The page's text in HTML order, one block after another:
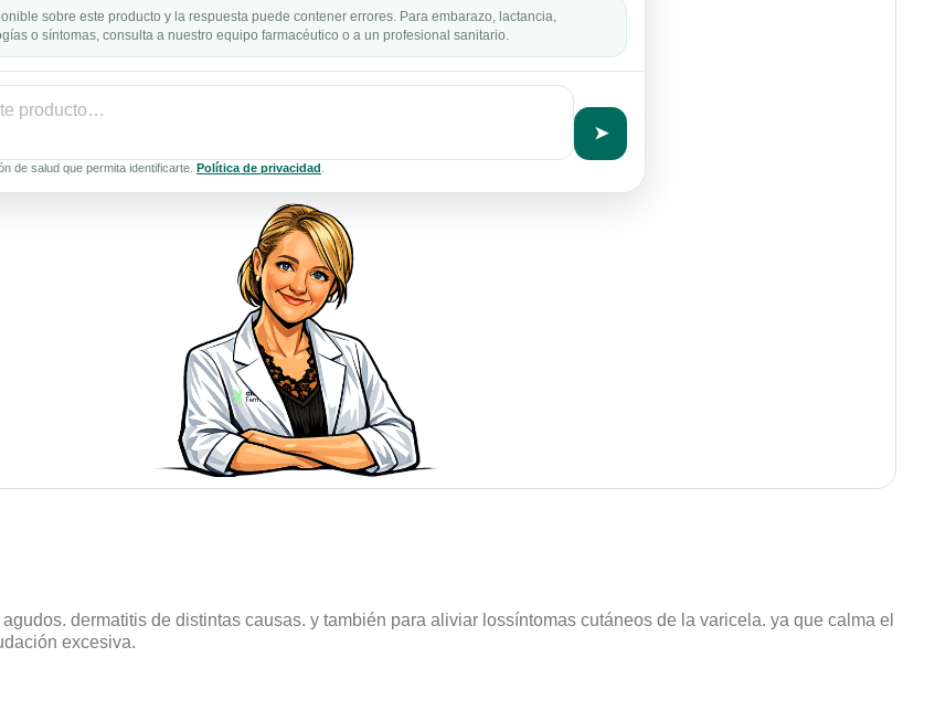
sobre este producto y la respuesta puede contener errores. Para embarazo, lactancia,
o síntomas, consulta a nuestro equipo farmacéutico o a un profesional sanitario.
➤
de salud que permita identificarte. Política de privacidad
dermatitis de distintas causas. y también para aliviar lossíntomas cutáneos de la varicela. ya que calma el
excesiva.